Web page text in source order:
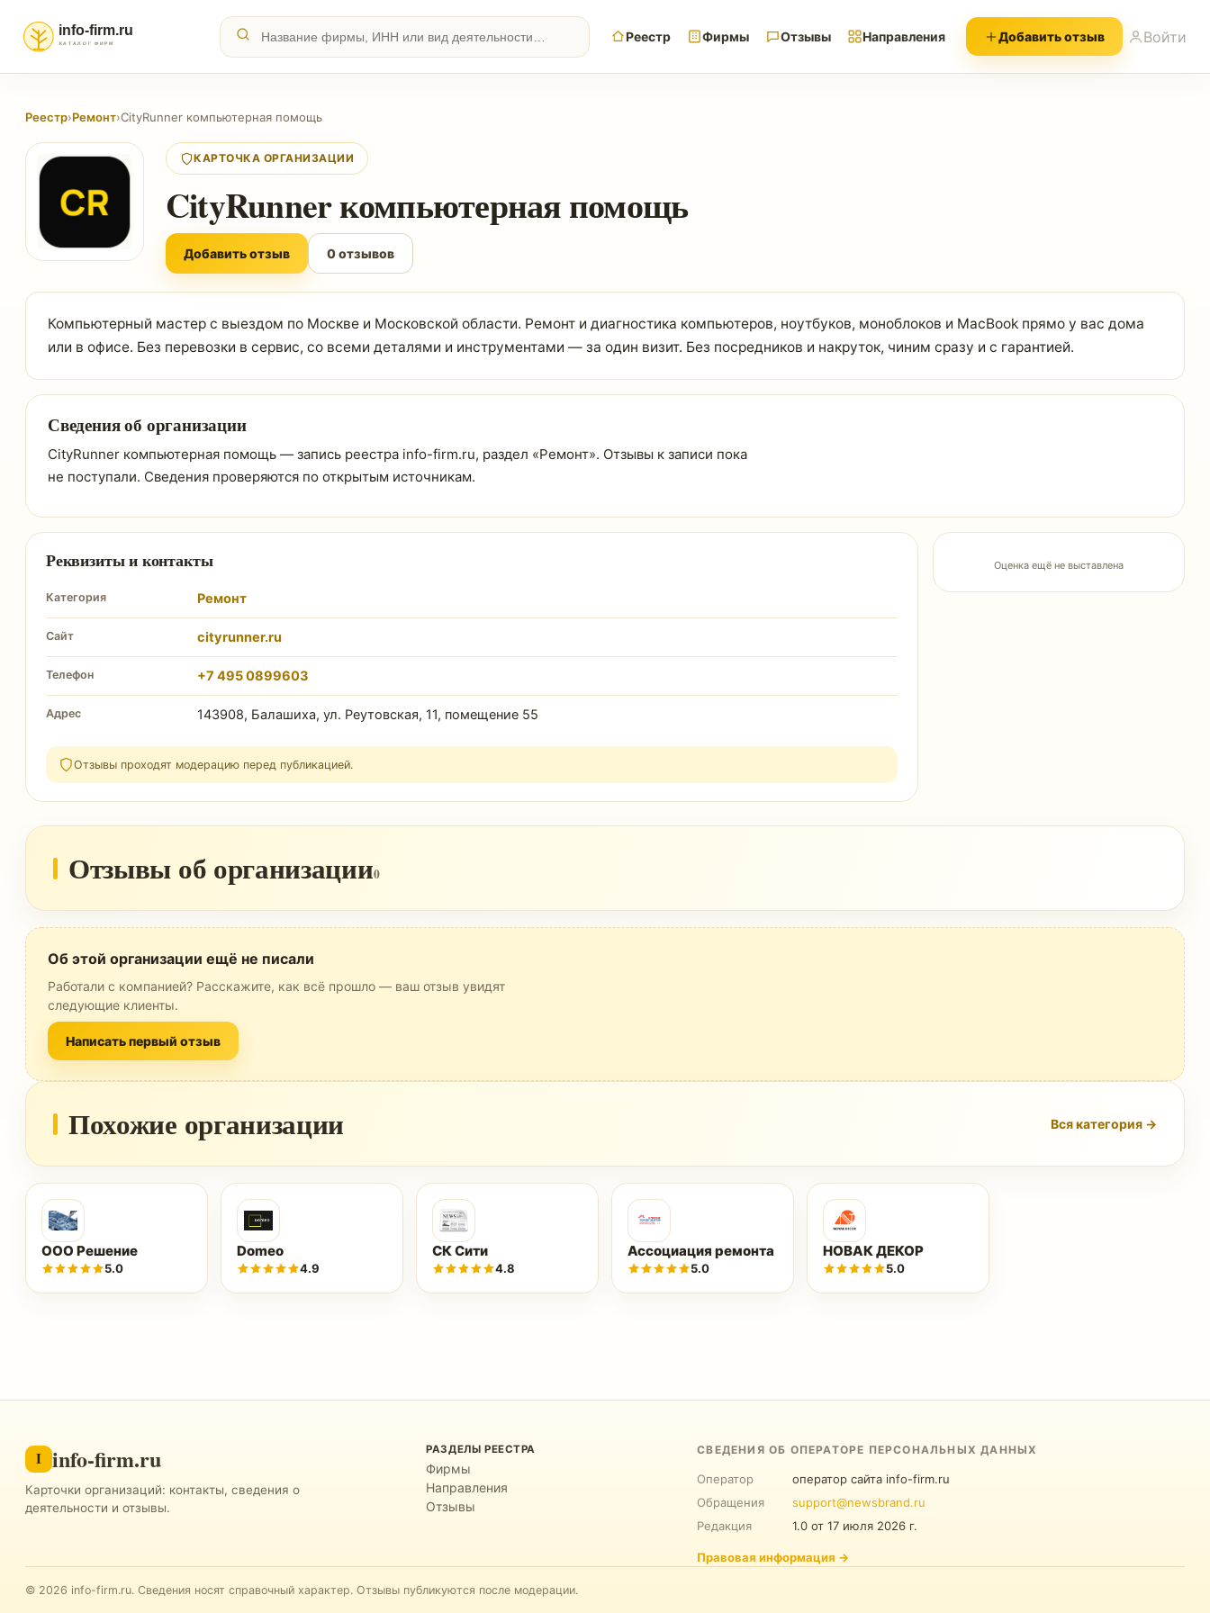
Реестр Фирмы Отзывы Направления Добавить отзыв Войти
Реестр›Ремонт›CityRunner компьютерная помощь
КАРТОЧКА ОРГАНИЗАЦИИ
CityRunner компьютерная помощь
Добавить отзыв 0 отзывов
Компьютерный мастер с выездом по Москве и Московской области. Ремонт и диагностика компьютеров, ноутбуков, моноблоков и MacBook прямо у вас дома
или в офисе. Без перевозки в сервис, со всеми деталями и инструментами — за один визит. Без посредников и накруток, чиним сразу и с гарантией.
Сведения об организации
CityRunner компьютерная помощь — запись реестра info-firm.ru, раздел «Ремонт». Отзывы к записи пока
не поступали. Сведения проверяются по открытым источникам.
Реквизиты и контакты
Категория Ремонт
Сайт cityrunner.ru
Телефон +7 495 0899603
Адрес 143908, Балашиха, ул. Реутовская, 11, помещение 55
Отзывы проходят модерацию перед публикацией.
Оценка ещё не выставлена
Отзывы об организации0
Об этой организации ещё не писали
Работали с компанией? Расскажите, как всё прошло — ваш отзыв увидят
следующие клиенты.
Написать первый отзыв
Похожие организации Вся категория →
ООО Решение
5.0
Domeo
4.9
СК Сити
4.8
Ассоциация ремонта
5.0
НОВАК ДЕКОР
5.0
I info-firm.ru
Карточки организаций: контакты, сведения о
деятельности и отзывы.
РАЗДЕЛЫ РЕЕСТРА
Фирмы
Направления
Отзывы
СВЕДЕНИЯ ОБ ОПЕРАТОРЕ ПЕРСОНАЛЬНЫХ ДАННЫХ
Оператор
оператор сайта info-firm.ru
Обращения
support@newsbrand.ru
Редакция
1.0 от17 июля 2026 г.
Правовая информация →
© 2026 info-firm.ru. Сведения носят справочный характер. Отзывы публикуются после модерации.